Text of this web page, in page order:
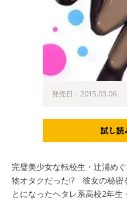
発売日：2015.03.06
完璧美少女な転校生・辻浦め
物オタクだった!? 彼女の秘密
とになったヘタレ系高校2年